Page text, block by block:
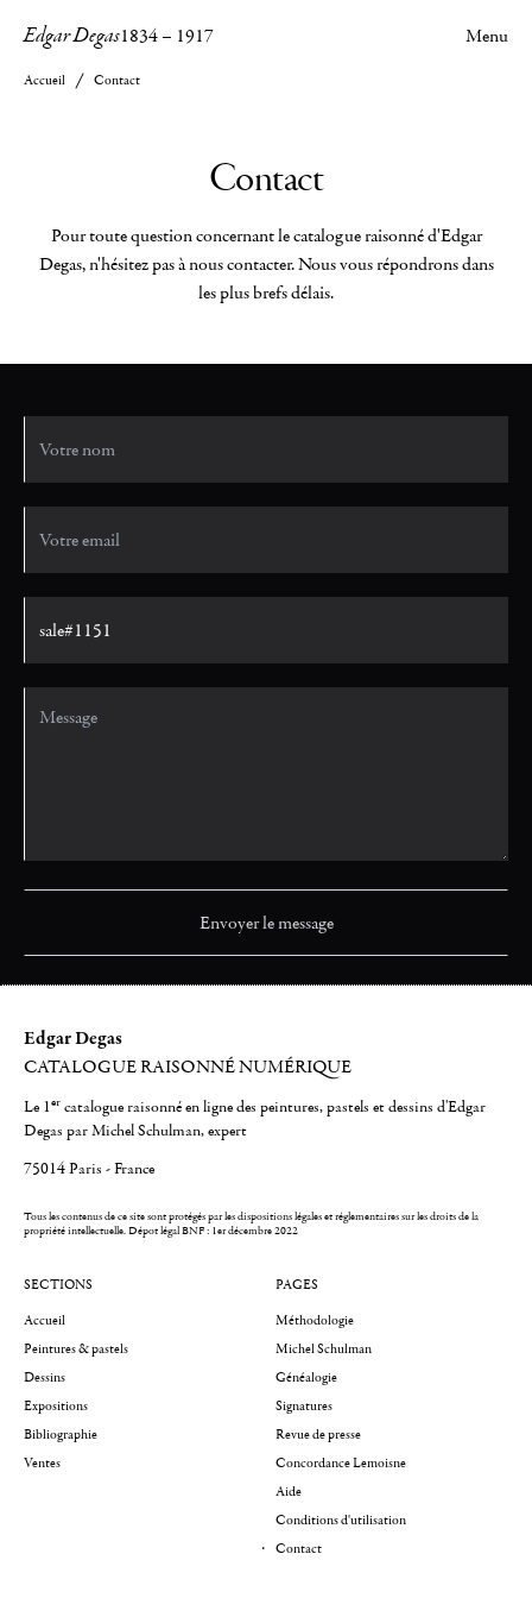
Edgar Degas1834– 1917 Menu
Accueil Contact
Contact
Pour toute question concernant le catalogue raisonné d'Edgar
Degas, n'hésitez pas à nous contacter. Nous vous répondrons dans
les plus brefs délais.
Edgar Degas
CATALOGUE RAISONNÉ NUMÉRIQUE
Le 1er catalogue raisonné en ligne des peintures, pastels et dessins d'Edgar
Degas par Michel Schulman, expert
75014 Paris - France
Tous les contenus de ce site sont protégés par les dispositions légales et réglementaires sur les droits de la
propriété intellectuelle.Dépot légal BNF : 1er décembre 2022
SECTIONS
Accueil
Peintures & pastels
Dessins
Expositions
Bibliographie
Ventes
PAGES
Méthodologie
Michel Schulman
Généalogie
Signatures
Revue de presse
Concordance Lemoisne
Aide
Conditions d'utilisation
Contact